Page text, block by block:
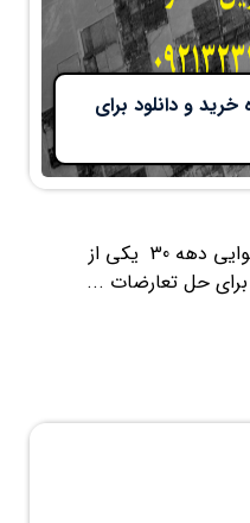
دهه 30-نحوه خرید و دانلود برای
عکس هوایی دهه 30 و نقشه هوایی دهه 30 یکی از
حل تعارضات ...